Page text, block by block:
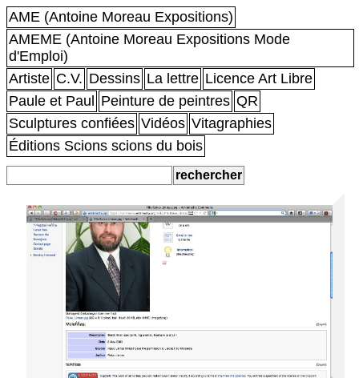
AME (Antoine Moreau Expositions)
AMEME (Antoine Moreau Expositions Mode
d'Emploi)
Artiste C.V. Dessins La lettre Licence Art Libre
Paule et Paul
Peinture de peintres QR
Sculptures confiées Vidéos Vitagraphies
Éditions Scions scions du bois